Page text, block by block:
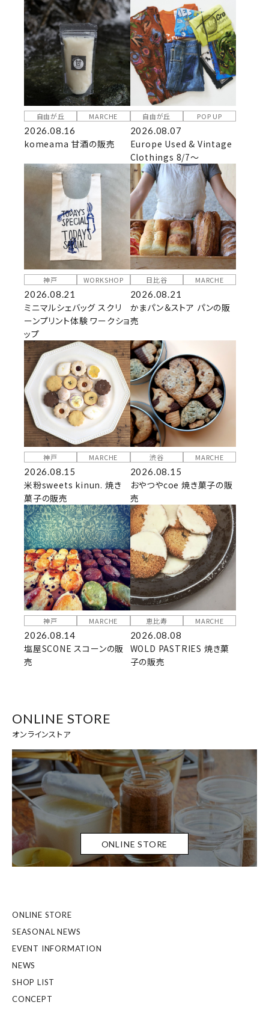
自由が丘 MARCHE
2026.08.16
komeama 甘酒の販売
自由が丘 POP UP
2026.08.07
Europe Used & Vintage
Clothings 8/7～
神戸 WORKSHOP
2026.08.21
ミニマルシェバッグ スクリ
ーンプリント体験 ワークショ
ップ
日比谷 MARCHE
2026.08.21
かまパン＆ストア パンの販
売
神戸 MARCHE
2026.08.15
米粉sweets kinun. 焼き
菓子の販売
渋谷 MARCHE
2026.08.15
おやつやcoe 焼き菓子の販
売
神戸 MARCHE
2026.08.14
塩屋SCONE スコーンの販
売
恵比寿 MARCHE
2026.08.08
WOLD PASTRIES 焼き菓
子の販売
ONLINE STORE
オンラインストア
ONLINE STORE
ONLINE STORE
SEASONAL NEWS
EVENT INFORMATION
NEWS
SHOP LIST
CONCEPT